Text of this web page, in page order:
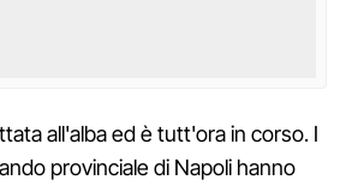
all'alba ed è tutt'ora in corso. I
provinciale di Napoli hanno